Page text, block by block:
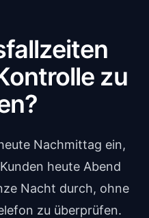
zu
Nachmittag ein,
heute Abend
Nacht durch, ohne
zu überprüfen.